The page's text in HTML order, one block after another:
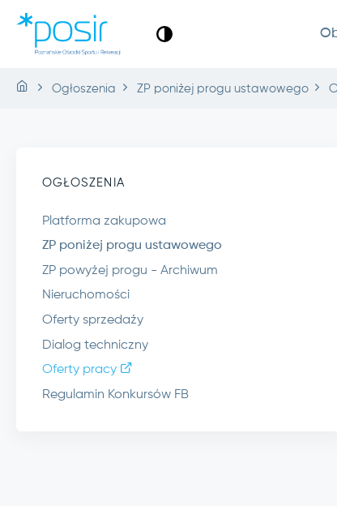
Ogłoszenia ZP poniżej progu ustawowego
OGŁOSZENIA
Platforma zakupowa
ZP poniżej progu ustawowego
ZP powyżej progu - Archiwum
Nieruchomości
Oferty sprzedaży
Dialog techniczny
Oferty pracy
Regulamin Konkursów FB